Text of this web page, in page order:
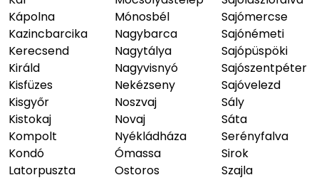
Kápolna
Kazincbarcika
Kerecsend
Királd
Kisfüzes
Kisgyőr
Kistokaj
Kompolt
Kondó
Latorpuszta
Mónosbél
Nagybarca
Nagytálya
Nagyvisnyó
Nekézseny
Noszvaj
Novaj
Nyékládháza
Ómassa
Ostoros
Sajómercse
Sajónémeti
Sajópüspöki
Sajószentpéter
Sajóvelezd
Sály
Sáta
Serényfalva
Sirok
Szajla